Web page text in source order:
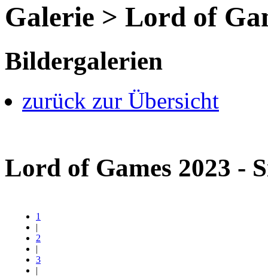
Galerie > Lord of
Bildergalerien
zurück zur Übersicht
Lord of Games 2023 -
1
|
2
|
3
|